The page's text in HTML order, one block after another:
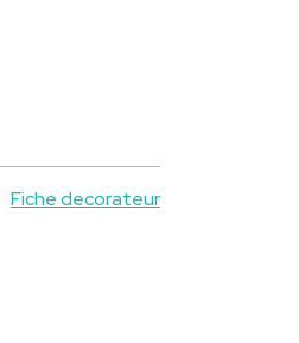
Fiche decorateur